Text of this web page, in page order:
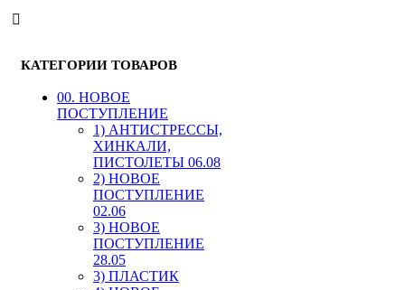
КАТЕГОРИИ ТОВАРОВ
00. HОВОЕ
ПОСТУПЛЕНИЕ
1) АНТИСТРЕССЫ,
ХИНКАЛИ,
ПИСТОЛЕТЫ 06.08
2) НОВОЕ
ПОСТУПЛЕНИЕ
02.06
3) НОВОЕ
ПОСТУПЛЕНИЕ
28.05
3) ПЛАСТИК